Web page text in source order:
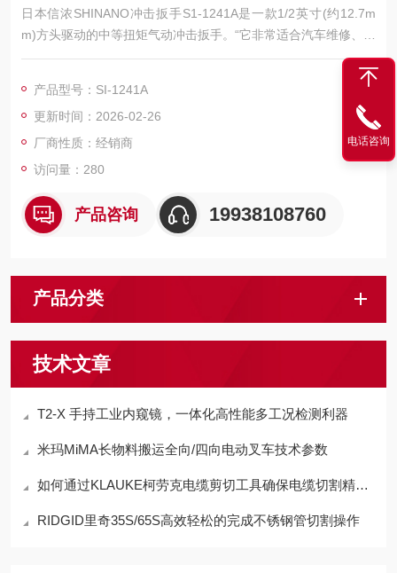
日本信浓SHINANO冲击扳手S1-1241A是一款1/2英寸(约12.7m
m)方头驱动的中等扭矩气动冲击扳手。“它非常适合汽车维修、轮
胎更换、机械设备拆卸等需要较大扭力的场合，是维修店和工厂
产品型号：SI-1241A
更新时间：2026-02-26
厂商性质：经销商
访问量：280
产品咨询 19938108760
产品分类
技术文章
T2-X 手持工业内窥镜，一体化高性能多工况检测利器
米玛MiMA长物料搬运全向/四向电动叉车技术参数
如何通过KLAUKE柯劳克电缆剪切工具确保电缆切割精度？
RIDGID里奇35S/65S高效轻松的完成不锈钢管切割操作
电话咨询